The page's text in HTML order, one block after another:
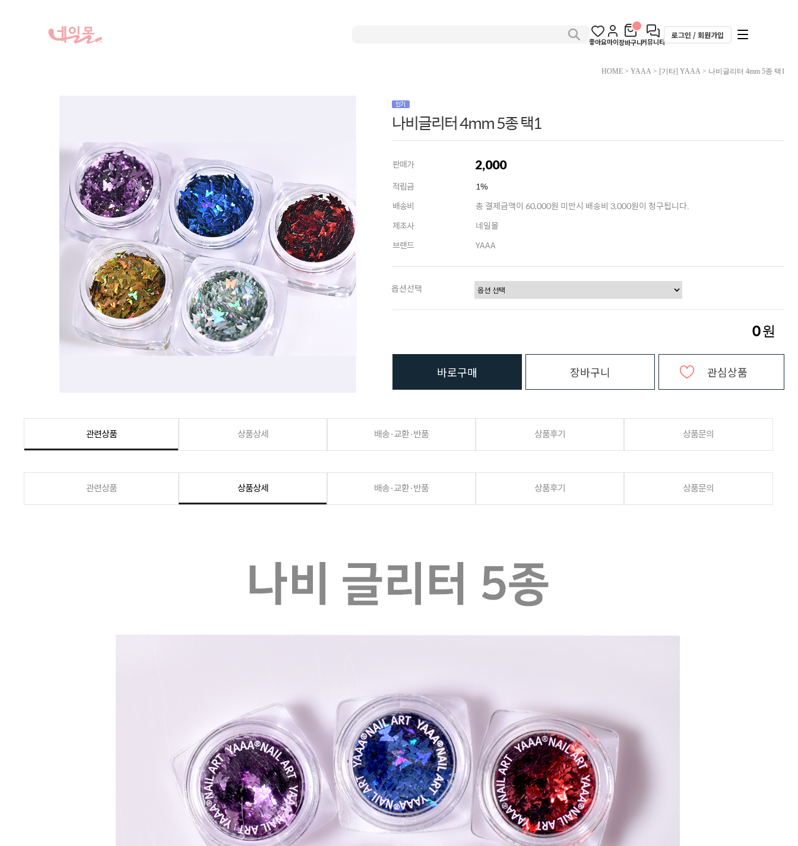
좋아요마이장바구니커뮤니티
로그인 / 회원가입
HOME> YAAA> [기타] YAAA> 나비글리터 4mm 5종 택1
나비글리터 4mm 5종 택1
판매가 2,000
적립금
1%
배송비
총 결제금액이 60,000원 미만시 배송비 3,000원이 청구됩니다.
제조사
네일몰
브랜드
YAAA
옵션선택
0원
바로구매 장바구니 관심상품
관련상품 상품상세 배송·교환·반품 상품후기 상품문의
관련상품 상품상세 배송·교환·반품 상품후기 상품문의